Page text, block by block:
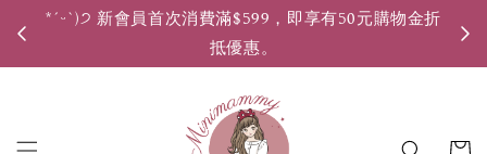
*ˊᵕˋ)੭ 新會員首次消費滿$599，即享有50元購物金折
抵優惠。